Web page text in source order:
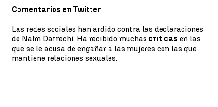
Comentarios en Twitter
Las redes sociales han ardido contra las declaraciones
de Naím Darrechi. Ha recibido muchas críticas en las
que se le acusa de engañar a las mujeres con las que
mantiene relaciones sexuales.